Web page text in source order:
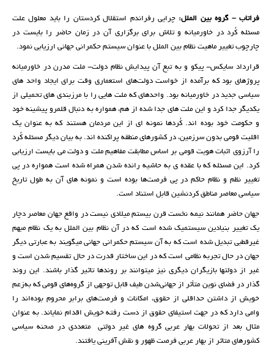
فراتاب – گروه بین الملل: چرایی رفراندم استقلال کردستان را باید معلول علت
مسئله کُرد در خاورمیانه و تلاش برای برگزاری آن در زمان حاضر را بایست در
چارچوب تغییر ماهیت نظام بین الملل با عنوان سیستم حکمرانی جهانی ارزیابی نمود.
قرارداد سایکس- پیکو و به ­تبع آن پیدایش نظام دولت- ملت مدرن در خاورمیانه
پروژه­ای بود که برآمده از خواست دولت‌های استعماری وقت برای ایجاد واحد های
سیاسی جدید در خاورمیانه بود. واحدهای که ملت هایی را با مرزبندی های تحمیلی از
یکدیگر جدا کرد و این ملت های جدا شده از هم، همواره به دنبال قلمرو پیشینه خود
و حکومت خود بوده اند. کُردها نمونه ای از این مردمان هستند که به عنوان یک
اقلیت قومی بدون سرزمین، در کشورهای منطقه پراکنده اند. به بیان دیگر مسئله کُرد
را آرزوی اثبات هویت قومی بر اساس مطابقت مفاهیم ملت و دولت می بایست ارزیابی
کرد. این مسئله که با عقده ‌ی به حاشیه رانده شدن همراه شده است همواره در پی
تغییر نظم و نظام حاکم در پی فرصت‌ها بوده است و نمونه های آن به طول تاریخ
سیاسی معاصر مناطق کردنشین قابل استناد است.
جهان حاضر همانند نیمه نخست قرن بیستم میلادی نیست در واقع جهان معاصر دچار
یک تغییر بنیادین سیستمیک شده است که در آن نظام بین الملل به یک نظام مبهم
غیرقطبی تبدیل شده است که به آن سیستم حکمرانی جهانی می­گویند به عبارتی دیگر
جهان در حال تجربه نظامی است که در این ساختار قدرت در حال تقسیم شدن است و
غیر از دولتها بازیگران دیگری نیز می­توانند بر روندها تاثیر گذار باشند. این روند
گذار در فضای نوین متأثر از جهانی‌شدن طیف قابل‌ توجهی از گروه‌های قومی که به‌زعم
خویش از داشتن حداقلی از حقوق، امکانات و فرصت‌های برابر محروم بوده‌اند را
وامی دارد که در جهت استیفای حقوق از دست‌ رفته خویش اقدام ‌نمایاند. به عنوان
مثال بعد از تحولات بهار عربی گروه های غیر دولتی متعددی در صحنه سیاسی
کشورهای متاثر از بهار عربی فرصت ظهور و نقش آفرینی یافتند.